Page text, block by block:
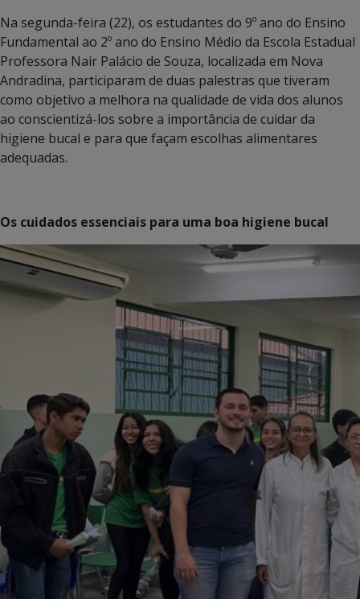
Na segunda-feira (22), os estudantes do 9º ano do Ensino
Fundamental ao 2º ano do Ensino Médio da Escola Estadual
Professora Nair Palácio de Souza, localizada em Nova
Andradina, participaram de duas palestras que tiveram
como objetivo a melhora na qualidade de vida dos alunos
ao conscientizá-los sobre a importância de cuidar da
higiene bucal e para que façam escolhas alimentares
adequadas.
Os cuidados essenciais para uma boa higiene bucal